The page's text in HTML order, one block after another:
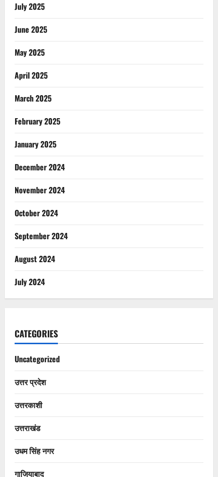
July 2025
June 2025
May 2025
April 2025
March 2025
February 2025
January 2025
December 2024
November 2024
October 2024
September 2024
August 2024
July 2024
CATEGORIES
Uncategorized
उत्तर प्रदेश
उत्तरकाशी
उत्तराखंड
उधम सिंह नगर
गाजियाबाद